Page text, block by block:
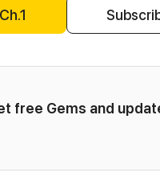
free Gems and